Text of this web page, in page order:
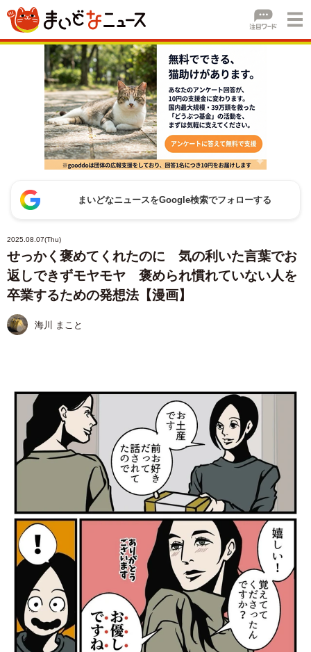
まいどなニュースをGoogle検索でフォローする
2025.08.07(Thu)
せっかく褒めてくれたのに 気の利いた言葉でお
返しできずモヤモヤ 褒められ慣れていない人を
卒業するための発想法【漫画】
海川 まこと